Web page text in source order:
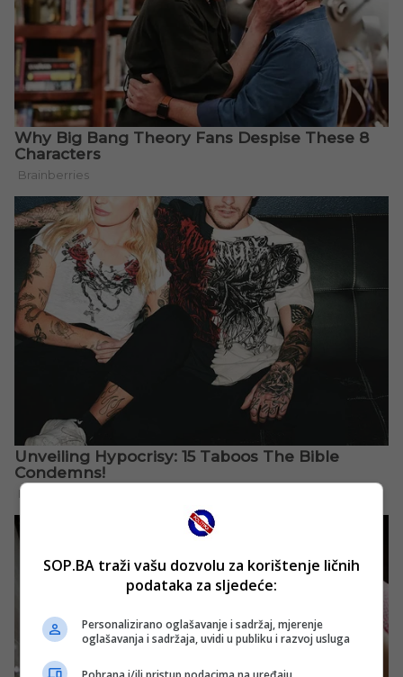
SOP.BA traži vašu dozvolu za korištenje ličnih
podataka za sljedeće:
Personalizirano oglašavanje i sadržaj, mjerenje
oglašavanja i sadržaja, uvidi u publiku i razvoj usluga